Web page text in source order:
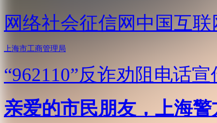
网络社会征信网 中国互
上海市工商管理局
“962110”反诈劝阻电话宣
亲爱的市民朋友，上海